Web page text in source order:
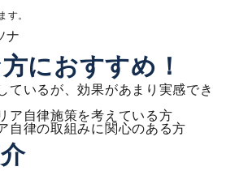
す。
ナ
におすすめ！
ているが、効果があまり実感でき
ア自律施策を考えている方
自律の取組みに関心のある方